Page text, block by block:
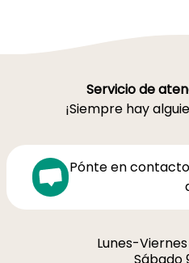
Servicio de
¡Siempre hay
Pónte en
Lunes-
Sábado